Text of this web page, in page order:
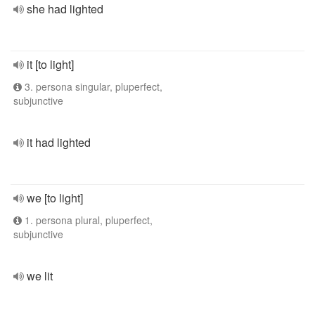
she had lighted
it [to light]
3. persona singular, pluperfect,
subjunctive
it had lighted
we [to light]
1. persona plural, pluperfect,
subjunctive
we lit